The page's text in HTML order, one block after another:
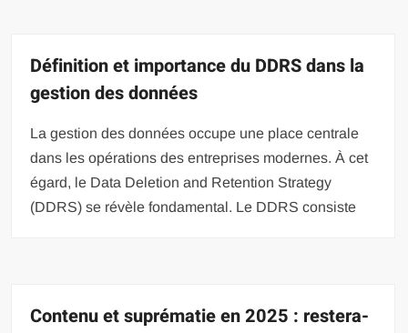
Définition et importance du DDRS dans la
gestion des données
La gestion des données occupe une place centrale
dans les opérations des entreprises modernes. À cet
égard, le Data Deletion and Retention Strategy
(DDRS) se révèle fondamental. Le DDRS consiste
Contenu et suprématie en 2025 : restera-